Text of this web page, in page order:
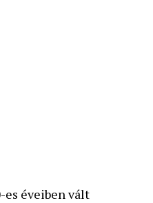
es éveiben vált